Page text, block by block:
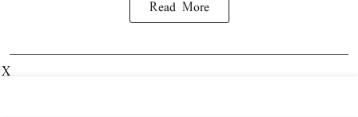
Read More
X